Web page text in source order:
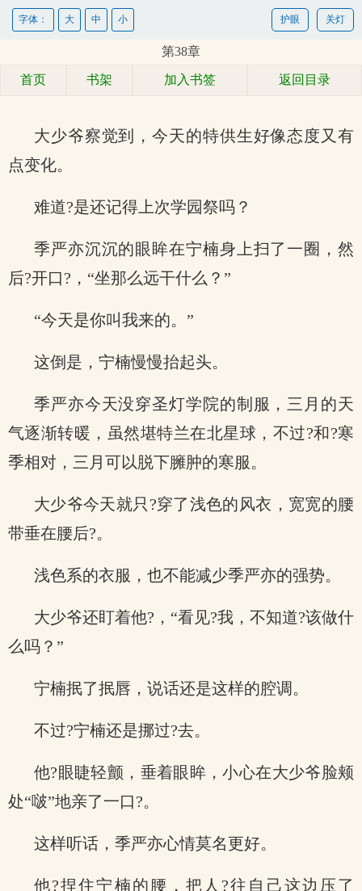
关灯
护眼
字体： 大 中 小
第38章
首页 书架 加入书签 返回目录
大少爷察觉到，今天的特供生好像态度又有
点变化。
难道?是还记得上次学园祭吗？
季严亦沉沉的眼眸在宁楠身上扫了一圈，然
后?开口?，“坐那么远干什么？”
“今天是你叫我来的。”
这倒是，宁楠慢慢抬起头。
季严亦今天没穿圣灯学院的制服，三月的天
气逐渐转暖，虽然堪特兰在北星球，不过?和?寒
季相对，三月可以脱下臃肿的寒服。
大少爷今天就只?穿了浅色的风衣，宽宽的腰
带垂在腰后?。
浅色系的衣服，也不能减少季严亦的强势。
大少爷还盯着他?，“看见?我，不知道?该做什
么吗？”
宁楠抿了抿唇，说话还是这样的腔调。
不过?宁楠还是挪过?去。
他?眼睫轻颤，垂着眼眸，小心在大少爷脸颊
处“啵”地亲了一口?。
这样听话，季严亦心情莫名更好。
他?捏住宁楠的腰，把人?往自己这边压了